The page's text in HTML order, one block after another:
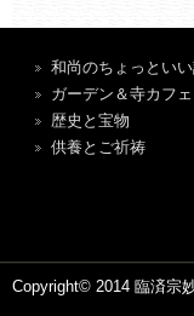
和尚のちょっとい
ガーデン＆寺カフェ
歴史と宝物
供養とご祈祷
Copyright© 2014 臨済宗